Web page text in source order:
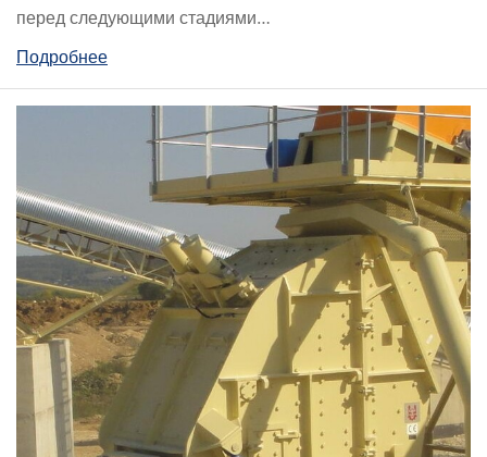
перед следующими стадиями…
Подробнее